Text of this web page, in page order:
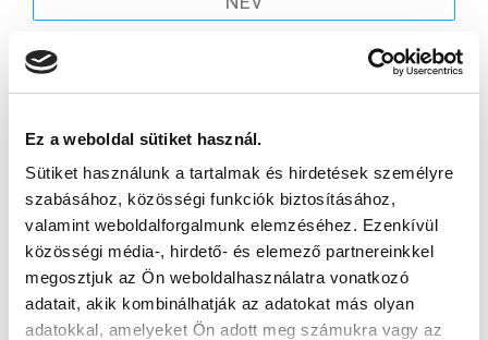
Ez a weboldal sütiket használ.
Sütiket használunk a tartalmak és hirdetések személyre
szabásához, közösségi funkciók biztosításához,
valamint weboldalforgalmunk elemzéséhez. Ezenkívül
közösségi média-, hirdető- és elemező partnereinkkel
megosztjuk az Ön weboldalhasználatra vonatkozó
adatait, akik kombinálhatják az adatokat más olyan
adatokkal, amelyeket Ön adott meg számukra vagy az
FELIRATKOZOM
SZPONZOROK